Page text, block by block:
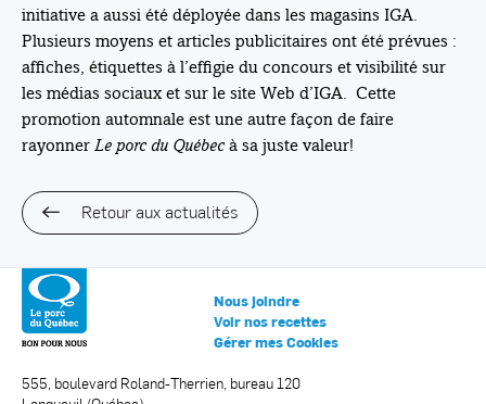
initiative a aussi été déployée dans les magasins IGA.
Plusieurs moyens et articles publicitaires ont été prévues :
affiches, étiquettes à l’effigie du concours et visibilité sur
les médias sociaux et sur le site Web d’IGA. Cette
promotion automnale est une autre façon de faire
rayonner Le porc du Québec à sa juste valeur!
Retour aux actualités
555, boulevard Roland-Therrien, bureau 120
Nous joindre
Voir nos recettes
Gérer mes Cookies